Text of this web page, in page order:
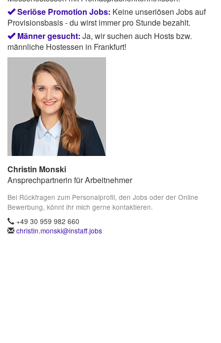
Seriöse Promotion Jobs: Keine unseriösen Jobs auf
Provisionsbasis - du wirst immer pro Stunde bezahlt.
Männer gesucht: Ja, wir suchen auch Hosts bzw.
männliche Hostessen in Frankfurt!
Christin Monski
Ansprechpartnerin für Arbeitnehmer
Bei Rückfragen zum Personalprofil, den Jobs oder der Online
Bewerbung, könnt ihr mich gerne kontaktieren.
+49 30 959 982 660
christin.monski@instaff.jobs